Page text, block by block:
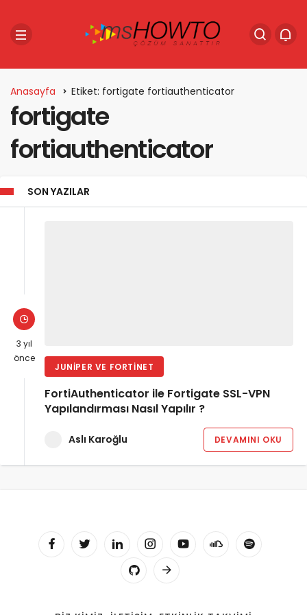
Anasayfa Etiket: fortigate fortiauthenticator
fortigate
fortiauthenticator
SON YAZILAR
3 yıl
önce
JUNIPER VE FORTINET
FortiAuthenticator ile Fortigate SSL-VPN
Yapılandırması Nasıl Yapılır ?
Aslı Karoğlu DEVAMINI OKU